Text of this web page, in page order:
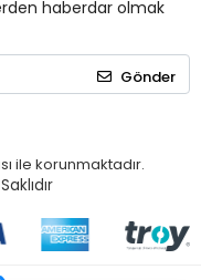
haberdar olmak
Gönder
ile korunmaktadır.